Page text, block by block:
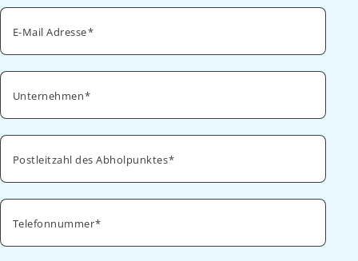
E-Mail Adresse
Unternehmen
Postleitzahl des Abholpunktes
Telefonnummer